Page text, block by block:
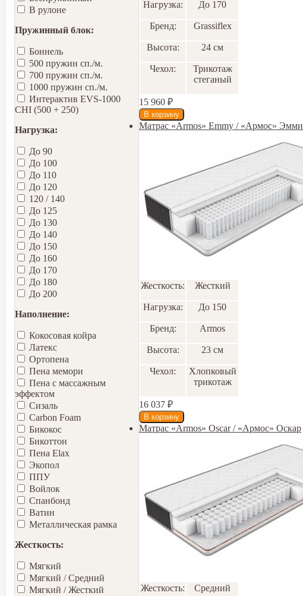
В рулоне
Пружинный блок:
Боннель
500 пружин сп./м.
700 пружин сп./м.
1000 пружин сп./м.
Интерактив EVS-1000
CHI (500 + 250)
Нагрузка:
До 90
До 100
До 110
До 120
120 / 140
До 125
До 130
До 140
До 150
До 160
До 170
До 180
До 200
Наполнение:
Кокосовая койра
Латекс
Ортопена
Пена мемори
Пена с массажным
эффектом
Сизаль
Carbon Foam
Бикокос
Бикоттон
Пена Elax
Экопол
ППУ
Войлок
Спанбонд
Ватин
Металлическая рамка
Жесткость:
Мягкий
Мягкий / Средний
Мягкий / Жесткий
Нагрузка: До 170
Бренд: Grassiflex
Высота: 24 см
Чехол:
Трикотаж
стеганый
15 960 ₽
Матрас «Armos» Emmy / «Армос» Эмми
Жесткость: Жесткий
Нагрузка: До 150
Бренд: Armos
Высота: 23 см
Чехол:
Хлопковый
трикотаж
16 037 ₽
Матрас «Armos» Oscar / «Армос» Оскар
Жесткость: Средний